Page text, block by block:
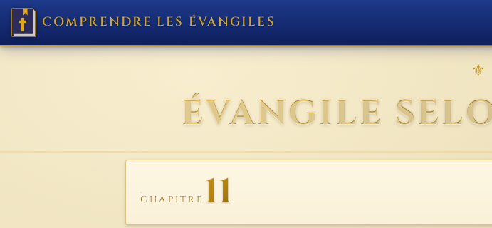
COMPRENDRE LES ÉVANGILES
⚜
ÉVANGILE
CHAPITRE 11